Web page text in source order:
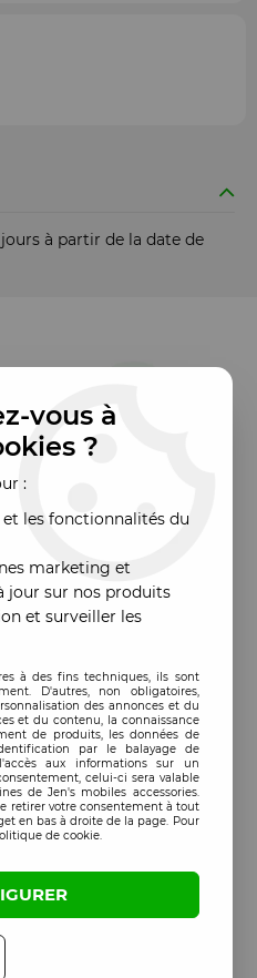
à partir de la date de
vous à
?
:
les fonctionnalités du
marketing et
jour sur nos produits
et surveiller les
à des fins techniques, ils sont
D'autres, non obligatoires,
des annonces et du
et du contenu, la connaissance
de produits, les données de
par le balayage de
aux informations sur un
celui-ci sera valable
de Jen's mobiles accessories.
retirer votre consentement à tout
en bas à droite de la page. Pour
de cookie.